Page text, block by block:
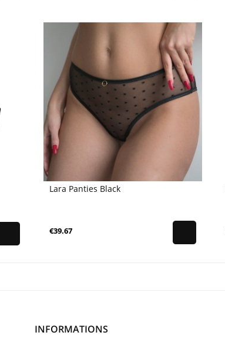
Lara Panties Black
€39.67
INFORMATIONS